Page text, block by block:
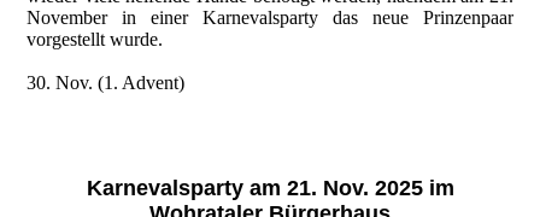
November in einer Karnevalsparty das neue Prinzenpaar
vorgestellt wurde.
30. Nov. (1. Advent)
Karnevalsparty am 21. Nov. 2025 im